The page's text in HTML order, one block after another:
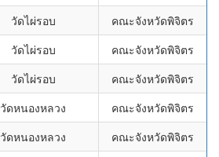
วัดไผ่รอบ
คณะจังหวัดพิจิตร
วัดไผ่รอบ
คณะจังหวัดพิจิตร
วัดไผ่รอบ
คณะจังหวัดพิจิตร
วัดหนองหลวง
คณะจังหวัดพิจิตร
วัดหนองหลวง
คณะจังหวัดพิจิตร